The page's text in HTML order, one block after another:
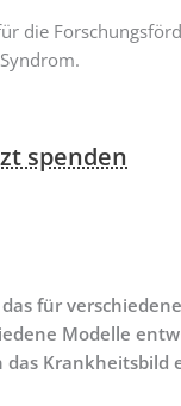
die
spenden
für
Modelle
das Krankheitsbild